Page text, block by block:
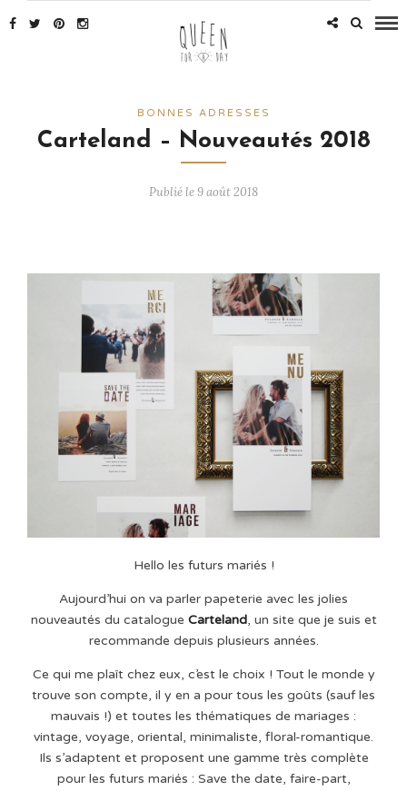
BONNES ADRESSES
Carteland – Nouveautés 2018
Publié le 9 août 2018
Hello les futurs mariés !
Aujourd’hui on va parler papeterie avec les jolies
nouveautés du catalogue Carteland, un site que je suis et
recommande depuis plusieurs années.
Ce qui me plaît chez eux, c’est le choix ! Tout le monde y
trouve son compte, il y en a pour tous les goûts (sauf les
mauvais !) et toutes les thématiques de mariages :
vintage, voyage, oriental, minimaliste, floral-romantique.
Ils s’adaptent et proposent une gamme très complète
pour les futurs mariés : Save the date, faire-part,